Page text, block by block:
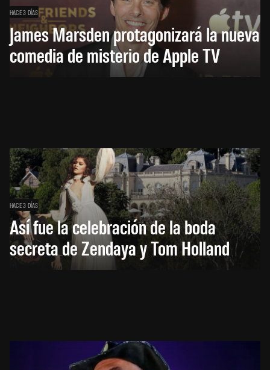
HACE 3 DÍAS
James Marsden protagonizará la nueva
comedia de misterio de Apple TV
HACE 3 DÍAS
Así fue la celebración de la boda
secreta de Zendaya y Tom Holland